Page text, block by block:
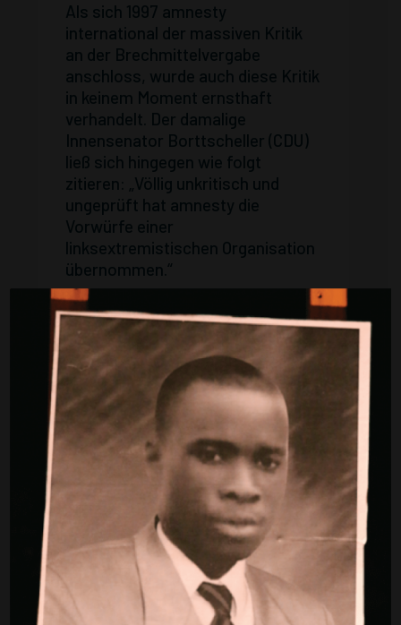
Als sich 1997 amnesty
international der massiven Kritik
an der Brechmittelvergabe
anschloss, wurde auch diese Kritik
in keinem Moment ernsthaft
verhandelt. Der damalige
Innensenator Borttscheller (CDU)
ließ sich hingegen wie folgt
zitieren: „Völlig unkritisch und
ungeprüft hat amnesty die
Vorwürfe einer
linksextremistischen Organisation
übernommen.“
Auch nachdem die Praxis der
Brechmittelvergabe vom
Europäischen Gerichtshof für
Menschenrechte 2006 verboten
worden war, hielt das
Beschweigen der Vergabepraxis
durch die Verantwortlichen noch
jahrelang an. Als die Forderungen
aus der Zivilgesellschaft nach
Aufarbeitung nicht mehr zu
überhören waren, handelten die
Vertreter_innen aus Politik, Polizei,
Justiz und Medizin wiederum
einmütig: Sie zeigten sich nun
darin einig, dass eine